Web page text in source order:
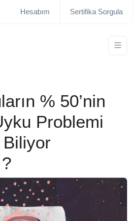
Hesabım Sertifika Sorgula
% 50’nin
Problemi
Biliyor